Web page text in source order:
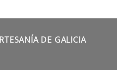
DE GALICIA